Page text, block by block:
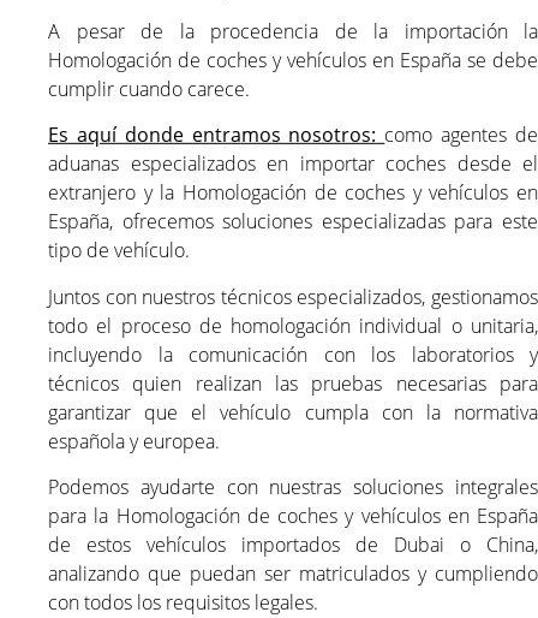
A pesar de la procedencia de la importación la
Homologación de coches y vehículos en España se debe
cumplir cuando carece.
Es aquí donde entramos nosotros: como agentes de
aduanas especializados en importar coches desde el
extranjero y la Homologación de coches y vehículos en
España, ofrecemos soluciones especializadas para este
tipo de vehículo.
Juntos con nuestros técnicos especializados, gestionamos
todo el proceso de homologación individual o unitaria,
incluyendo la comunicación con los laboratorios y
técnicos quien realizan las pruebas necesarias para
garantizar que el vehículo cumpla con la normativa
española y europea.
Podemos ayudarte con nuestras soluciones integrales
para la Homologación de coches y vehículos en España
de estos vehículos importados de Dubai o China,
analizando que puedan ser matriculados y cumpliendo
con todos los requisitos legales.